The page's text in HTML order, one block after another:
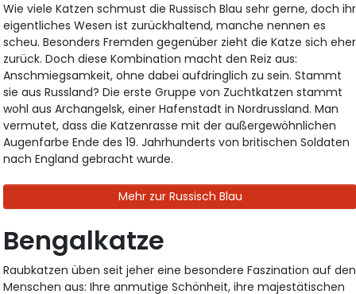
Wie viele Katzen schmust die Russisch Blau sehr gerne, doch ihr
eigentliches Wesen ist zurückhaltend, manche nennen es
scheu. Besonders Fremden gegenüber zieht die Katze sich eher
zurück. Doch diese Kombination macht den Reiz aus:
Anschmiegsamkeit, ohne dabei aufdringlich zu sein. Stammt
sie aus Russland? Die erste Gruppe von Zuchtkatzen stammt
wohl aus Archangelsk, einer Hafenstadt in Nordrussland. Man
vermutet, dass die Katzenrasse mit der außergewöhnlichen
Augenfarbe Ende des 19. Jahrhunderts von britischen Soldaten
nach England gebracht wurde.
Mehr zur Russisch Blau
Bengalkatze
Raubkatzen üben seit jeher eine besondere Faszination auf den
Menschen aus: Ihre anmutige Schönheit, ihre majestätischen